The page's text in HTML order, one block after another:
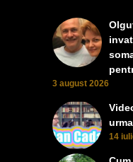
3 august 2026
14